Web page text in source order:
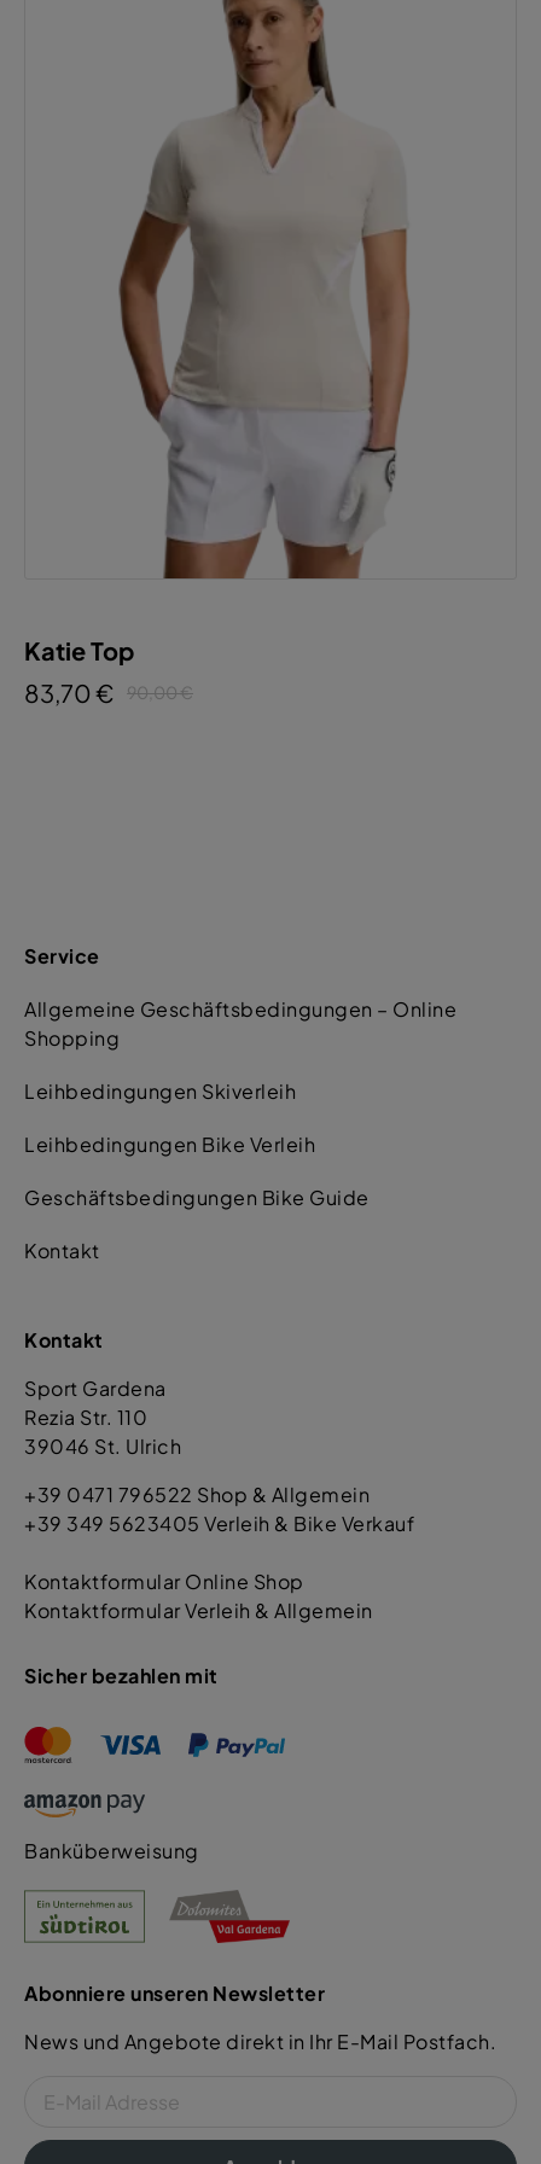
Katie Top
83,70 €
90,00 €
Service
Allgemeine Geschäftsbedingungen – Online
Shopping
Leihbedingungen Skiverleih
Leihbedingungen Bike Verleih
Geschäftsbedingungen Bike Guide
Kontakt
Kontakt
Sport Gardena
Rezia Str. 110
39046 St. Ulrich
+39 0471 796522 Shop & Allgemein
+39 349 5623405 Verleih & Bike Verkauf
Kontaktformular Online Shop
Kontaktformular Verleih & Allgemein
Sicher bezahlen mit
Banküberweisung
Abonniere unseren Newsletter
News und Angebote direkt in Ihr E-Mail Postfach.